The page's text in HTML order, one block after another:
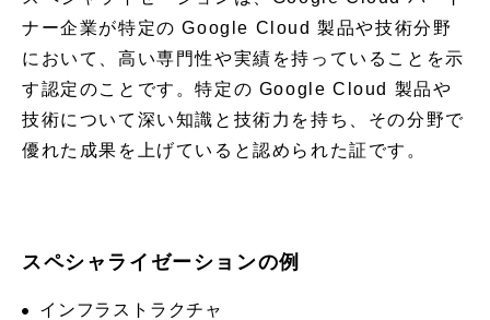
ナー企業が特定の Google Cloud 製品や技術分野
において、高い専門性や実績を持っていることを示
す認定のことです。特定の Google Cloud 製品や
技術について深い知識と技術力を持ち、その分野で
優れた成果を上げていると認められた証です。
スペシャライゼーションの例
インフラストラクチャ